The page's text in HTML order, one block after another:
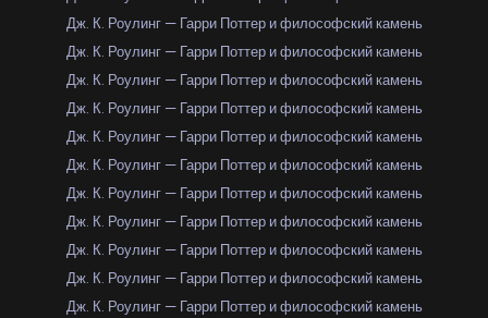
Дж. К. Роулинг — Гарри Поттер и философский камень
Дж. К. Роулинг — Гарри Поттер и философский камень
Дж. К. Роулинг — Гарри Поттер и философский камень
Дж. К. Роулинг — Гарри Поттер и философский камень
Дж. К. Роулинг — Гарри Поттер и философский камень
Дж. К. Роулинг — Гарри Поттер и философский камень
Дж. К. Роулинг — Гарри Поттер и философский камень
Дж. К. Роулинг — Гарри Поттер и философский камень
Дж. К. Роулинг — Гарри Поттер и философский камень
Дж. К. Роулинг — Гарри Поттер и философский камень
Дж. К. Роулинг — Гарри Поттер и философский камень